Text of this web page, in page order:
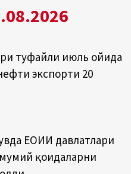
туфайли июль ойида
экспорти 20
ЕОИИ давлатлари
қоидаларни